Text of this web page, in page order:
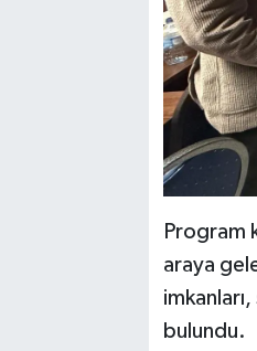
Program
araya
bulundu.